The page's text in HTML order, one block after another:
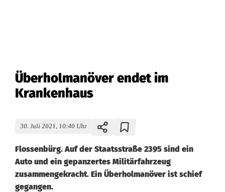
Überholmanöver endet im
Krankenhaus
30. Juli 2021, 10:40 Uhr
Flossenbürg. Auf der Staatsstraße 2395 sind ein
Auto und ein gepanzertes Militärfahrzeug
zusammengekracht. Ein Überholmanöver ist schief
gegangen.